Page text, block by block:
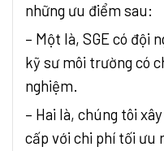
những ưu điểm sau:
– Một là, SGE có đội
kỹ sư môi trường có
nghiệm.
– Hai là, chúng tôi
cấp với chi phí tối ưu